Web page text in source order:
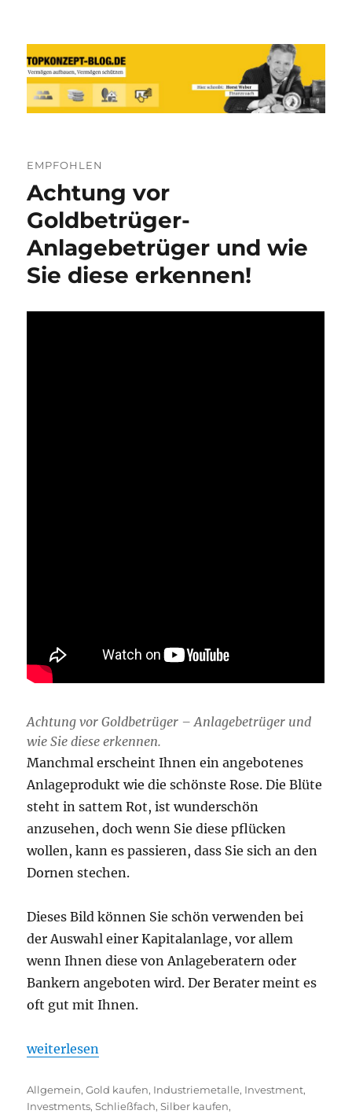
Reich werden und Vermögen
schützen mit Sachwerten-Silber-
Gold-Silbermünzen-Goldmünzen
EMPFOHLEN
Achtung vor
Goldbetrüger-
Anlagebetrüger und wie
Sie diese erkennen!
Achtung vor Goldbetrüger – Anlagebetrüger und
wie Sie diese erkennen.
Manchmal erscheint Ihnen ein angebotenes
Anlageprodukt wie die schönste Rose. Die Blüte
steht in sattem Rot, ist wunderschön
anzusehen, doch wenn Sie diese pflücken
wollen, kann es passieren, dass Sie sich an den
Dornen stechen.
Dieses Bild können Sie schön verwenden bei
der Auswahl einer Kapitalanlage, vor allem
wenn Ihnen diese von Anlageberatern oder
Bankern angeboten wird. Der Berater meint es
oft gut mit Ihnen.
„Achtung vor Goldbetrüger-Anlagebetrüger und
weiterlesen
Kategorien
Allgemein,Gold kaufen, Industriemetalle, Investment,
Investments,Schließfach,Silber kaufen,